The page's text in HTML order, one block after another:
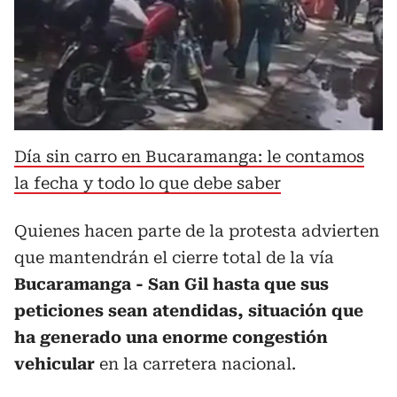
Día sin carro en Bucaramanga: le contamos
la fecha y todo lo que debe saber
Quienes hacen parte de la protesta advierten
que mantendrán el cierre total de la vía
Bucaramanga - San Gil hasta que sus
peticiones sean atendidas, situación que
ha generado una enorme congestión
vehicular en la carretera nacional.